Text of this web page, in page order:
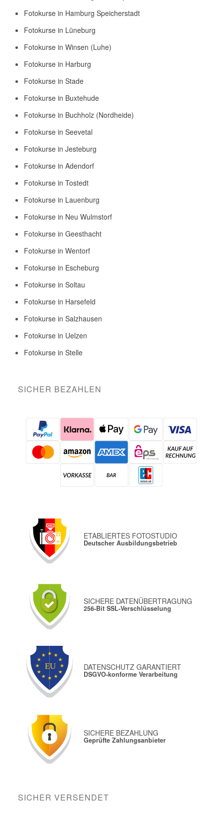
Fotokurse in Hamburg Speicherstadt
Fotokurse in Lüneburg
Fotokurse in Winsen (Luhe)
Fotokurse in Harburg
Fotokurse in Stade
Fotokurse in Buxtehude
Fotokurse in Buchholz (Nordheide)
Fotokurse in Seevetal
Fotokurse in Jesteburg
Fotokurse in Adendorf
Fotokurse in Tostedt
Fotokurse in Lauenburg
Fotokurse in Neu Wulmstorf
Fotokurse in Geesthacht
Fotokurse in Wentorf
Fotokurse in Escheburg
Fotokurse in Soltau
Fotokurse in Harsefeld
Fotokurse in Salzhausen
Fotokurse in Uelzen
Fotokurse in Stelle
SICHER BEZAHLEN
ETABLIERTES FOTOSTUDIO
Deutscher Ausbildungsbetrieb
SICHERE DATENÜBERTRAGUNG
256-Bit SSL-Verschlüsselung
DATENSCHUTZ GARANTIERT
DSGVO-konforme Verarbeitung
SICHERE BEZAHLUNG
Geprüfte Zahlungsanbieter
SICHER VERSENDET